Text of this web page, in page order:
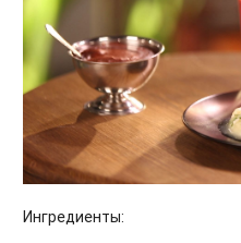
Ингредиенты: